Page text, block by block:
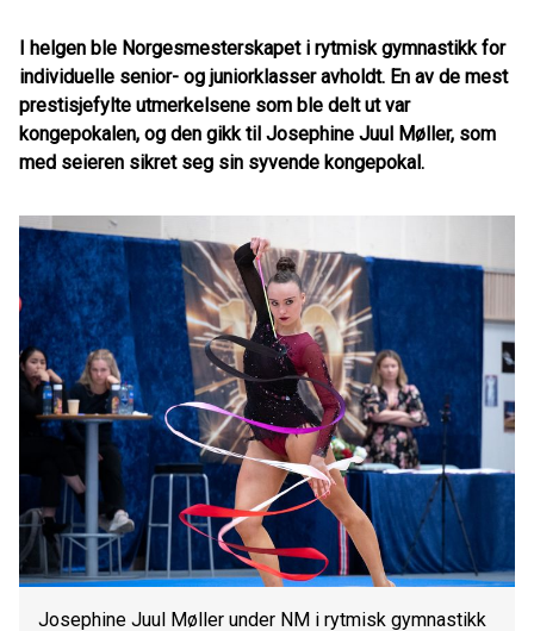
I helgen ble Norgesmesterskapet i rytmisk gymnastikk for
individuelle senior- og juniorklasser avholdt. En av de mest
prestisjefylte utmerkelsene som ble delt ut var
kongepokalen, og den gikk til Josephine Juul Møller, som
med seieren sikret seg sin syvende kongepokal.
Josephine Juul Møller under NM i rytmisk gymnastikk